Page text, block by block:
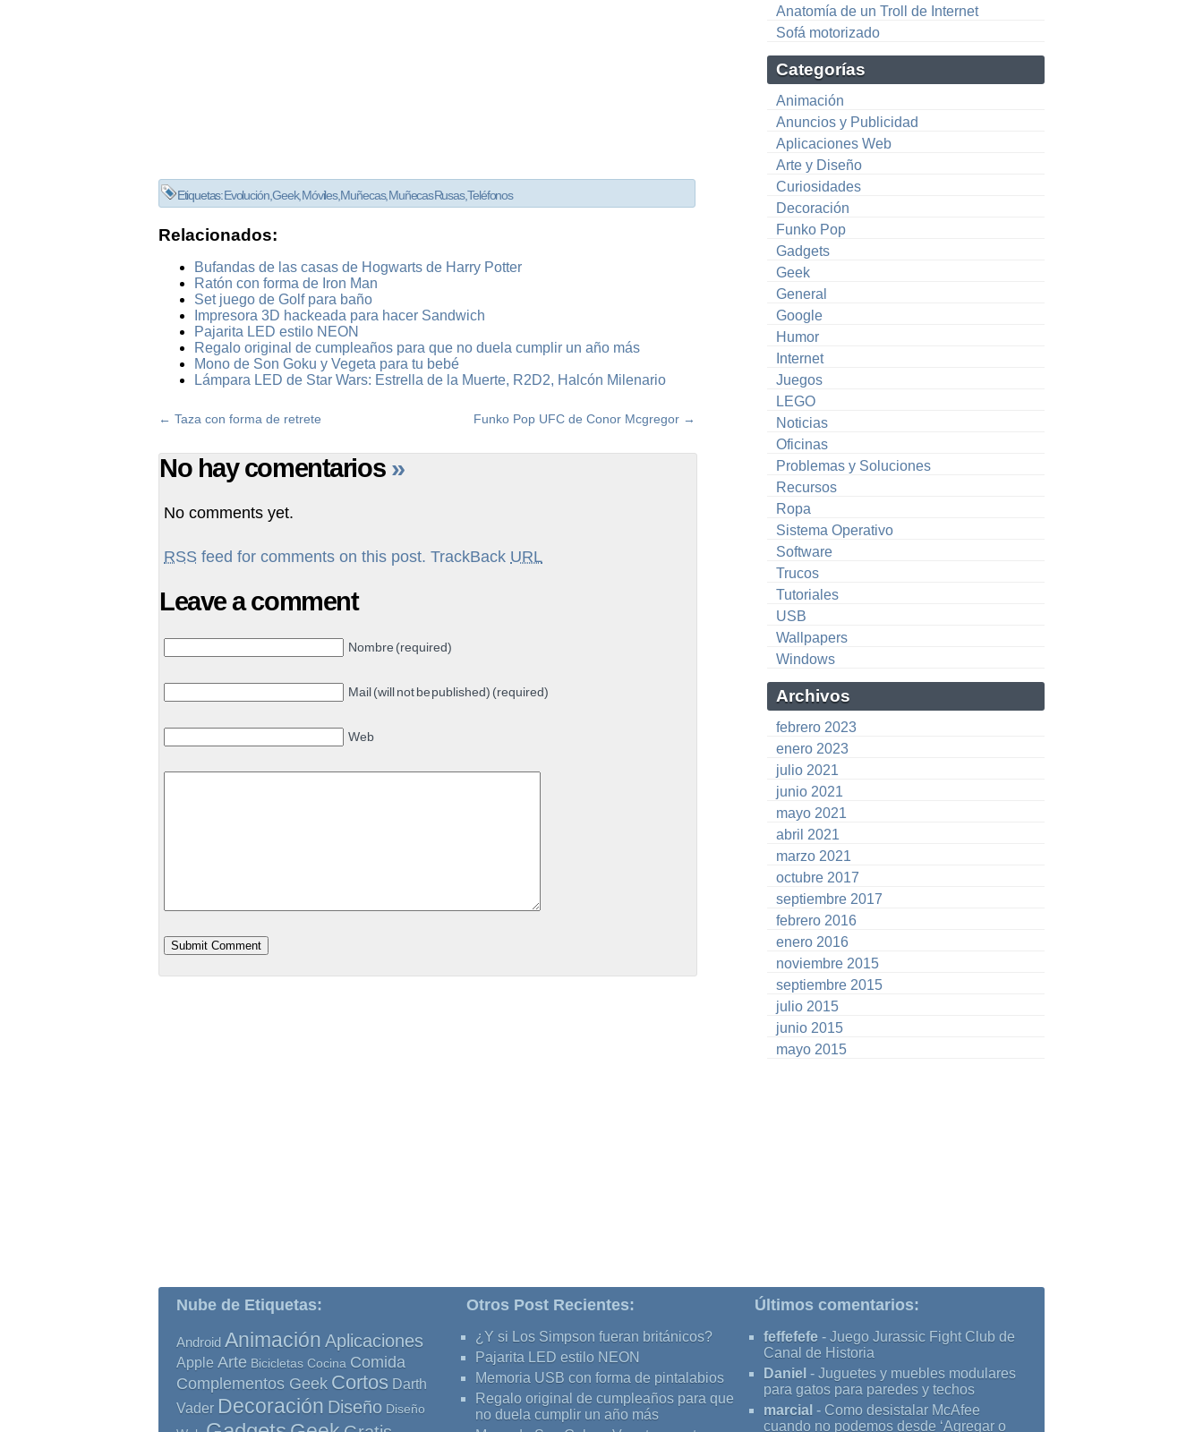
Etiquetas:Evolución,Geek,Móviles,Muñecas,Muñecas Rusas,Teléfonos
Relacionados:
Bufandas de las casas de Hogwarts de Harry Potter
Ratón con forma de Iron Man
Set juego de Golf para baño
Impresora 3D hackeada para hacer Sandwich
Pajarita LED estilo NEON
Regalo original de cumpleaños para que no duela cumplir un año más
Mono de Son Goku y Vegeta para tu bebé
Lámpara LED de Star Wars: Estrella de la Muerte, R2D2, Halcón Milenario
Funko Pop UFC de Conor Mcgregor →
← Taza con forma de retrete
No hay comentarios »
No comments yet.
RSS feed for comments on this post. TrackBack URL
Leave a comment
Nombre (required)
Mail (will not be published) (required)
Web
Anatomía de un Troll de Internet
Sofá motorizado
Categorías
Animación
Anuncios y Publicidad
Aplicaciones Web
Arte y Diseño
Curiosidades
Decoración
Funko Pop
Gadgets
Geek
General
Google
Humor
Internet
Juegos
LEGO
Noticias
Oficinas
Problemas y Soluciones
Recursos
Ropa
Sistema Operativo
Software
Trucos
Tutoriales
USB
Wallpapers
Windows
Archivos
febrero 2023
enero 2023
julio 2021
junio 2021
mayo 2021
abril 2021
marzo 2021
octubre 2017
septiembre 2017
febrero 2016
enero 2016
noviembre 2015
septiembre 2015
julio 2015
junio 2015
mayo 2015
Nube de Etiquetas:
Android Animación Aplicaciones
Apple Arte Bicicletas Cocina Comida
Complementos Geek Cortos Darth
Vader Decoración Diseño Diseño
Otros Post Recientes:
¿Y si Los Simpson fueran británicos?
Pajarita LED estilo NEON
Memoria USB con forma de pintalabios
Regalo original de cumpleaños para que
no duela cumplir un año más
Últimos comentarios:
feffefefe - Juego Jurassic Fight Club de
Canal de Historia
Daniel - Juguetes y muebles modulares
para gatos para paredes y techos
marcial - Como desistalar McAfee
cuando no podemos desde ‘Agregar o